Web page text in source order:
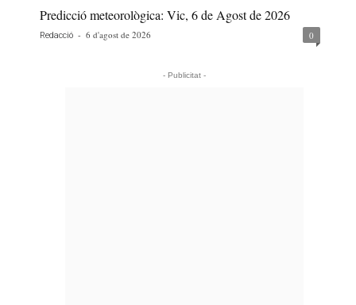
Predicció meteorològica: Vic, 6 de Agost de 2026
Redacció - 6 d'agost de 2026 0
- Publicitat -